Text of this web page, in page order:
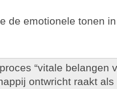
de emotionele tonen
“vitale belangen
ontwricht raakt